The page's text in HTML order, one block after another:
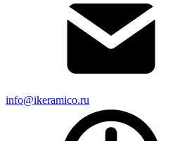
info@ikeramico.ru